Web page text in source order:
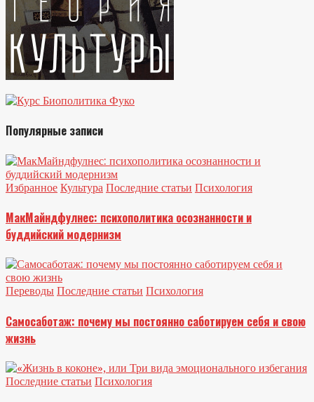
Популярные записи
Избранное Культура Последние статьи Психология
МакМайндфулнес: психополитика осознанности и
буддийский модернизм
Переводы Последние статьи Психология
Самосаботаж: почему мы постоянно саботируем себя и свою
жизнь
Последние статьи Психология